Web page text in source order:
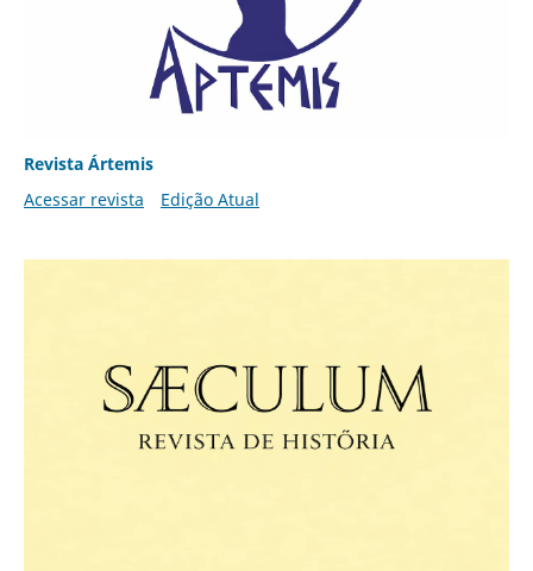
Revista Ártemis
Acessar revista
Edição Atual